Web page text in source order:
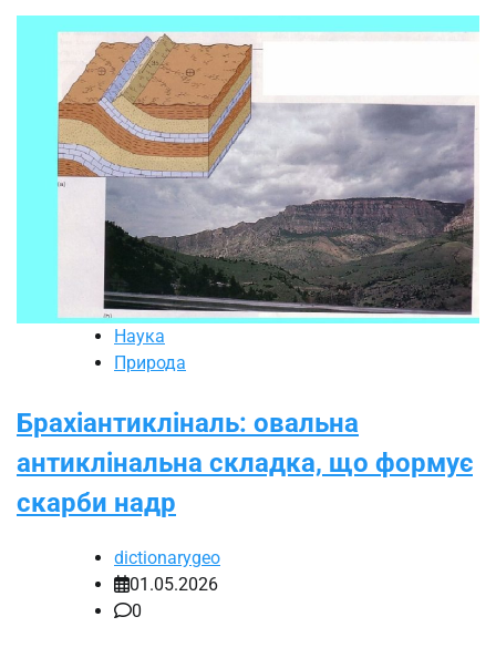
Наука
Природа
Брахіантикліналь: овальна
антиклінальна складка, що формує
скарби надр
dictionarygeo
01.05.2026
0